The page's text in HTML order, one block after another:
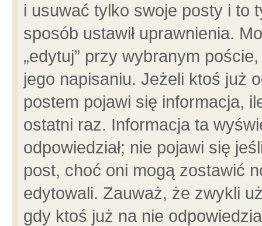
i usuwać tylko swoje posty i to
sposób ustawił uprawnienia.
„edytuj” przy wybranym
jego napisaniu. Jeżeli ktoś już
postem pojawi się informacja,
ostatni raz. Informacja ta
odpowiedział; nie pojawi się
post, choć oni mogą zostawić
edytowali. Zauważ, że zwykli
gdy ktoś już na nie